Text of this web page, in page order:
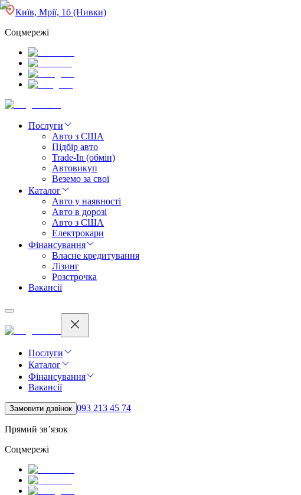
Київ, Мрії, 1б (Нивки)
Соцмережі
Послуги
Авто з США
Підбір авто
Trade-In (обмін)
Автовикуп
Веземо за свої
Каталог
Авто у наявності
Авто в дорозі
Авто з США
Електрокари
Фінансування
Власне кредитування
Лізинг
Розстрочка
Вакансії
Послуги
Каталог
Фінансування
Вакансії
Замовити дзвінок 093 213 45 74
Прямий зв’язок
Соцмережі